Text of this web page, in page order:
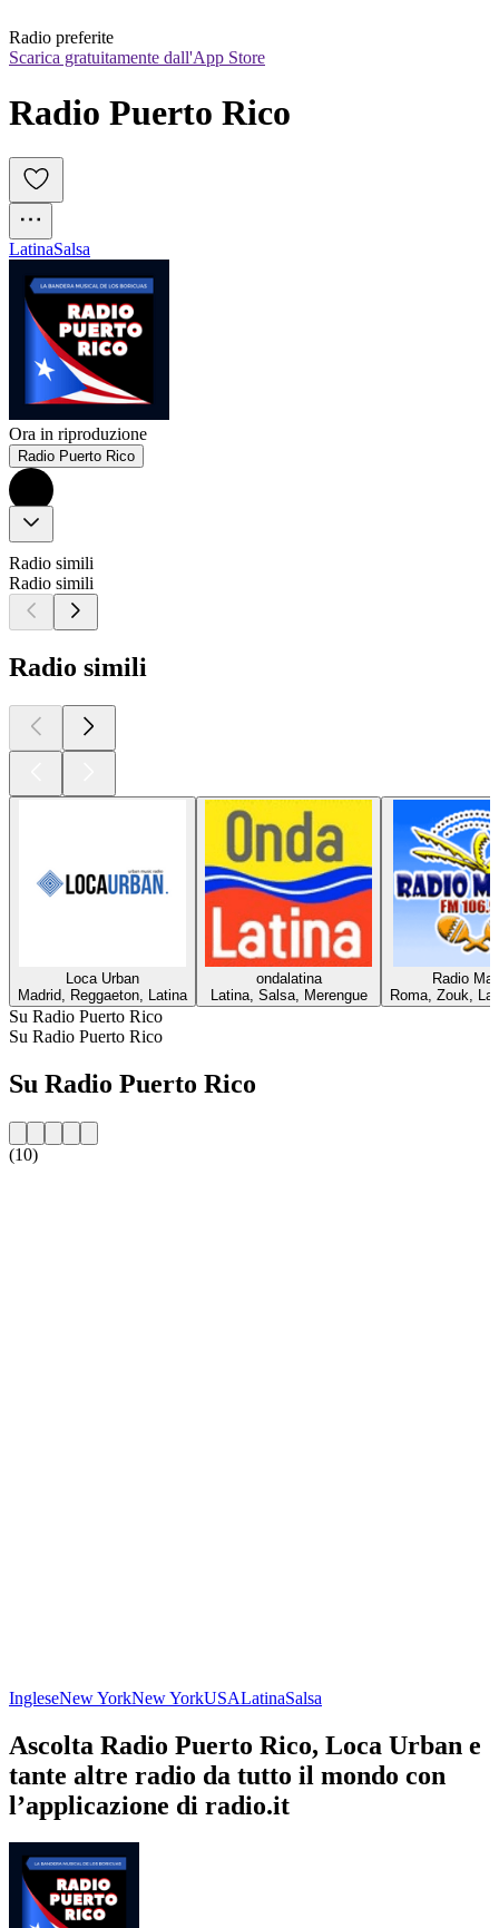
Radio preferite
Scarica gratuitamente dall'App Store
Radio Puerto Rico
LatinaSalsa
Ora in riproduzione
Radio Puerto Rico
Radio simili
Radio simili
Radio simili
Loca Urban
Madrid, Reggaeton, Latina
ondalatina
Latina, Salsa, Merengue
Radio
Roma, Zouk,
Su Radio Puerto Rico
Su Radio Puerto Rico
Su Radio Puerto Rico
(10)
IngleseNew YorkNew YorkUSALatinaSalsa
Ascolta Radio Puerto Rico, Loca Urban e
tante altre radio da tutto il mondo con
l’applicazione di radio.it